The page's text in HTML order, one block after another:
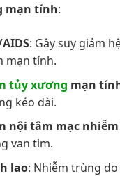
mạn tính:
: Gây suy giảm
mạn tính.
tủy xương mạn
kéo dài.
nội tâm mạc
van tim.
lao: Nhiễm trùng